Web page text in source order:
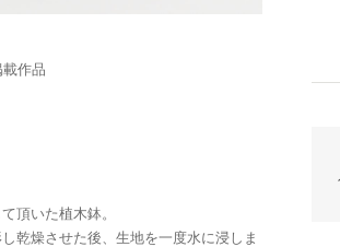
作品
頂いた植木鉢。
乾燥させた後、生地を一度水に浸しま